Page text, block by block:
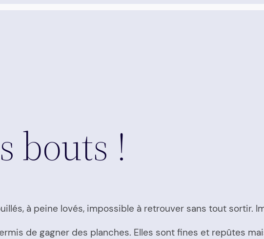
bouts !
à peine lovés, impossible à retrouver sans tout sortir.
de gagner des planches. Elles sont fines et repûtes